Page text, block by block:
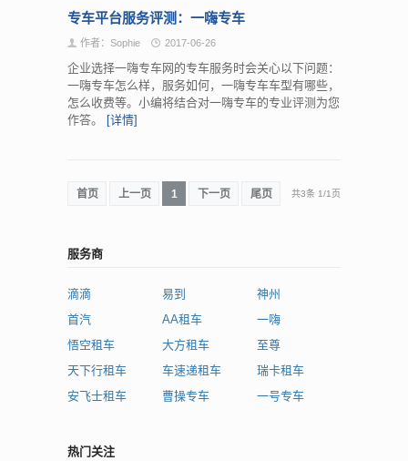
专车平台服务评测：一嗨专车
作者：Sophie 2017-06-26
企业选择一嗨专车网的专车服务时会关心以下问题：
一嗨专车怎么样，服务如何，一嗨专车车型有哪些，
怎么收费等。小编将结合对一嗨专车的专业评测为您
作答。
[详情]
首页 上一页 1 下一页 尾页 共3条 1/1页
服务商
滴滴 易到
神州
首汽
AA租车
一嗨
悟空租车
大方租车
至尊
天下行租车
车速递租车
瑞卡租车
安飞士租车
曹操专车 一号专车
热门关注